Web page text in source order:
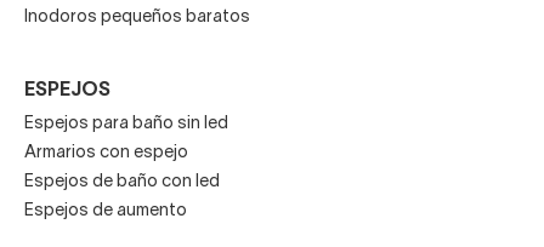
Inodoros pequeños baratos
ESPEJOS
Espejos para baño sin led
Armarios con espejo
Espejos de baño con led
Espejos de aumento